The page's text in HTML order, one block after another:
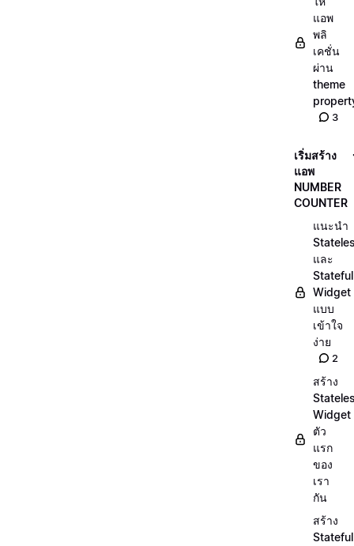
แอพ
พลิ
เคชั่น
ผ่าน
theme
3
เริ่มสร้าง
แอพ
NUMBER
COUNTER
แนะนำ
และ
Stateful
Widget
แบบ
เข้าใจ
ง่าย
2
สร้าง
Widget
ตัว
แรก
ของ
เรา
กัน
สร้าง
Stateful